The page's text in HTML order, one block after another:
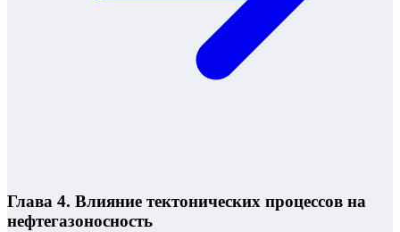
Глава 4. Влияние тектонических процессов на
нефтегазоносность